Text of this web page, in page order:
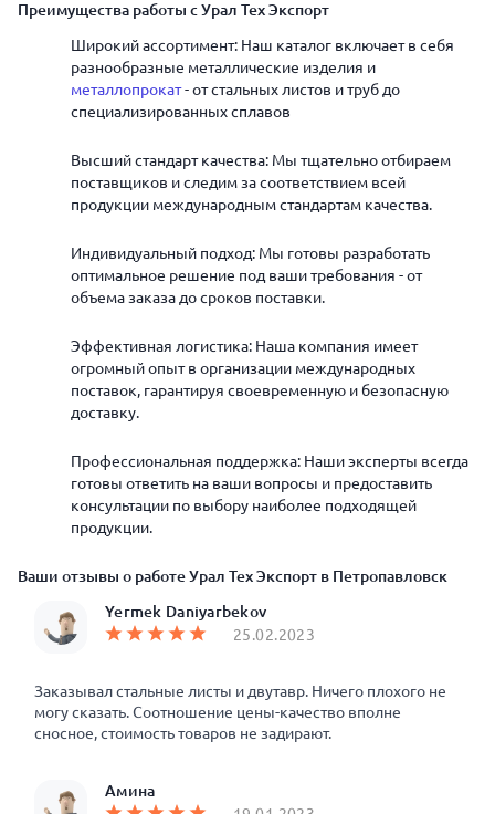
Преимущества работы с Урал Тех Экспорт
Широкий ассортимент: Наш каталог включает в себя
разнообразные металлические изделия и
металлопрокат- от стальных листов и труб до
специализированных сплавов
Высший стандарт качества: Мы тщательно отбираем
поставщиков и следим за соответствием всей
продукции международным стандартам качества.
Индивидуальный подход: Мы готовы разработать
оптимальное решение под ваши требования - от
объема заказа до сроков поставки.
Эффективная логистика: Наша компания имеет
огромный опыт в организации международных
поставок, гарантируя своевременную и безопасную
доставку.
Профессиональная поддержка: Наши эксперты всегда
готовы ответить на ваши вопросы и предоставить
консультации по выбору наиболее подходящей
продукции.
Ваши отзывы о работе Урал Тех Экспорт в Петропавловск
Yermek Daniyarbekov
25.02.2023
Заказывал стальные листы и двутавр. Ничего плохого не
могу сказать. Соотношение цены-качество вполне
сносное, стоимость товаров не задирают.
Амина